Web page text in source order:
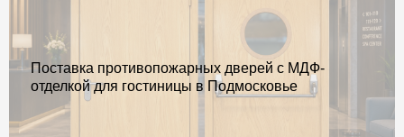
Поставка противопожарных дверей с МДФ-
отделкой для гостиницы в Подмосковье